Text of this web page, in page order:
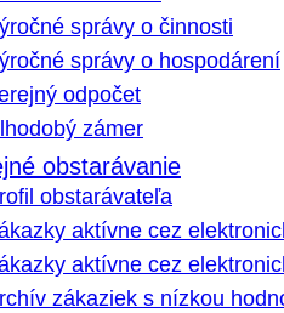
správy o činnosti
správy o hospodárení
odpočet
zámer
obstarávanie
obstarávateľa
aktívne cez
aktívne cez
zákaziek s nízkou